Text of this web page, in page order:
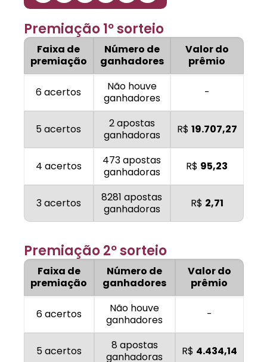
Premiação 1º sorteio
Faixa de
premiação
Número de
ganhadores
Valor do
prêmio
6 acertos
Não houve
ganhadores
-
5 acertos
2 apostas
ganhadoras
R$ 19.707,27
4 acertos
473 apostas
ganhadoras
R$ 95,23
3 acertos
8281 apostas
ganhadoras
R$ 2,71
Premiação 2º sorteio
Faixa de
premiação
Número de
ganhadores
Valor do
prêmio
6 acertos
Não houve
ganhadores
-
5 acertos
8 apostas
ganhadoras
R$ 4.434,14